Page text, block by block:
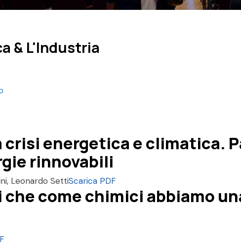
& L'Industria
crisi energetica e climatica.
rinnovabili
Leonardo SettiScarica PDF
che come chimici abbiamo